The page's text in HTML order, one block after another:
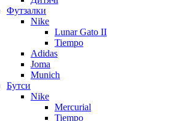
Футзалки
Nike
Lunar Gato II
Tiempo
Adidas
Joma
Munich
Бутси
Nike
Mercurial
Tiempo